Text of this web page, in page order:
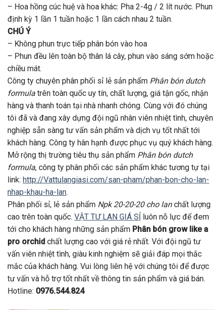
– Hoa hồng cúc huệ và hoa khác: Pha 2-4g / 2 lít nước. Phun
định kỳ 1 lần 1 tuần hoặc 1 lần cách nhau 2 tuần.
CHÚ Ý
– Không phun trực tiếp phân bón vào hoa
– Phun đều lên toàn bộ thân lá cây, phun vào sáng sớm hoặc
chiều mát.
Công ty chuyên phân phối sỉ lẻ sản phẩm Phân bón dutch
formula trên toàn quốc uy tín, chất lượng, giá tận gốc, nhận
hàng và thanh toán tại nhà nhanh chóng. Cùng với đó chúng
tôi đã và đang xây dựng đội ngũ nhân viên nhiệt tình, chuyên
nghiệp sẵn sàng tư vấn sản phẩm và dịch vụ tốt nhất tới
khách hàng. Công ty hân hạnh được phục vụ quý khách hàng.
Mở rộng thị trường tiêu thụ sản phẩm Phân bón dutch
formula, công ty phân phối các sản phẩm khác tương tự tại
link: http://Vattulangiasi.com/san-pham/phan-bon-cho-lan-
nhap-khau-ha-lan.
Phân phối sỉ, lẻ sản phẩm Npk 20-20-20 cho lanchất lượng
cao trên toàn quốc. VẬT TƯ LAN GIÁ SỈ luôn nỗ lực để đem
tới cho khách hàng những sản phẩm Phân bón grow like a
pro orchid chất lượng cao với giá rẻ nhất. Với đội ngũ tư
vấn viên nhiệt tình, giàu kinh nghiệm sẽ giải đáp mọi thắc
mắc của khách hàng. Vui lòng liên hệ với chúng tôi để được
tư vấn và hỗ trợ tốt nhất về thông tin sản phẩm và giá bán.
Hotline: 0976.544.824